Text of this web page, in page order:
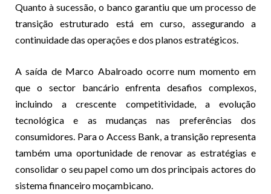
Quanto à sucessão, o banco garantiu que um processo de
transição estruturado está em curso, assegurando a
continuidade das operações e dos planos estratégicos.
A saída de Marco Abalroado ocorre num momento em
que o sector bancário enfrenta desafios complexos,
incluindo a crescente competitividade, a evolução
tecnológica e as mudanças nas preferências dos
consumidores. Para o Access Bank, a transição representa
também uma oportunidade de renovar as estratégias e
consolidar o seu papel como um dos principais actores do
sistema financeiro moçambicano.